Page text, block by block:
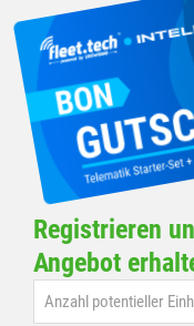
Registrieren
Angebot
Anzahl